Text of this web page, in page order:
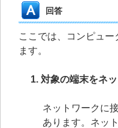
回答
ここでは、コンピュ
ます。
1. 対象の端末をネ
ネットワークに
あります。ネッ